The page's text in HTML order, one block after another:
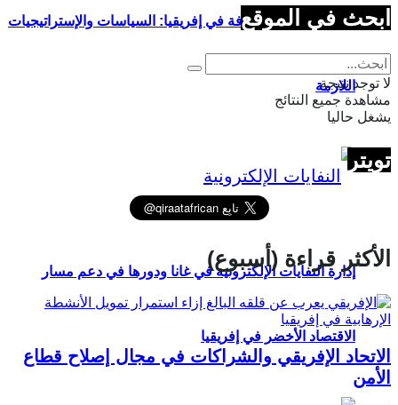
بناء اقتصادات المعرفة في إفريقيا: السياسات والإستراتيجيات
اللازمة
إدارة النفايات الإلكترونية في غانا ودورها في دعم مسار
الاقتصاد الأخضر في إفريقيا
ابحث في الموقع
لا توجد نتيجة
مشاهدة جميع النتائج
يشغل حاليا
تويتر
الأكثر قراءة (أسبوع)
الاتحاد الإفريقي والشراكات في مجال إصلاح قطاع
الأمن